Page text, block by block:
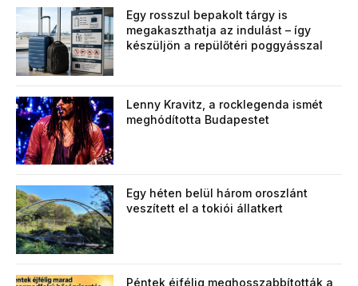
Egy rosszul bepakolt tárgy is
megakaszthatja az indulást – így
készüljön a repülőtéri poggyásszal
Lenny Kravitz, a rocklegenda ismét
meghódította Budapestet
Egy héten belül három oroszlánt
veszített el a tokiói állatkert
Péntek éjfélig meghosszabbították a